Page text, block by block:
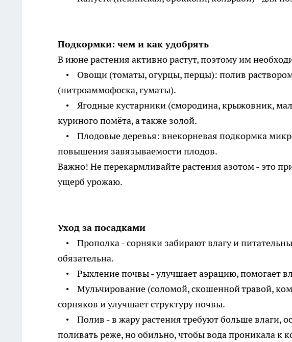
Подкормки: чем и как удобрять
В июне растения активно растут, поэтому им
• Овощи (томаты, огурцы, перцы): полив
(нитроаммофоска, гуматы).
• Ягодные кустарники (смородина, крыжовник,
куриного помёта, а также золой.
• Плодовые деревья: внекорневая подкормка
повышения завязываемости плодов.
Важно! Не перекармливайте растения азотом - это
ущерб урожаю.
Уход за посадками
• Прополка - сорняки забирают влагу и
обязательна.
• Рыхление почвы - улучшает аэрацию, помогает
• Мульчирование (соломой, скошенной травой,
сорняков и улучшает структуру почвы.
• Полив - в жару растения требуют больше влаги,
поливать реже, но обильно, чтобы вода проникала к